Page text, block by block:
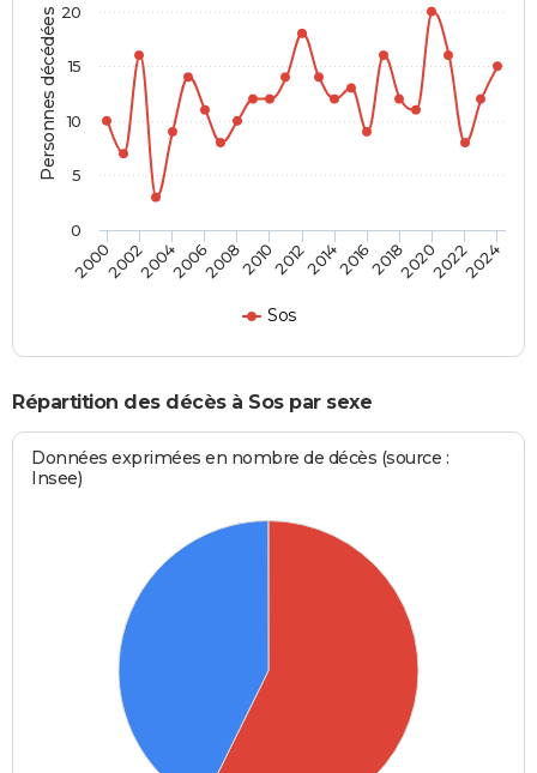
Personnes décédées
Sos
2000200220042006200820102012201420162018202020222024
0
5
10
15
20
Répartition des décès à Sos par sexe
Données exprimées en nombre de décès (source :
Insee)